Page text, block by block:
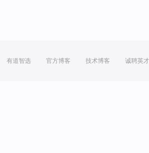
有道智选 官方博客 技术博客 诚聘英才